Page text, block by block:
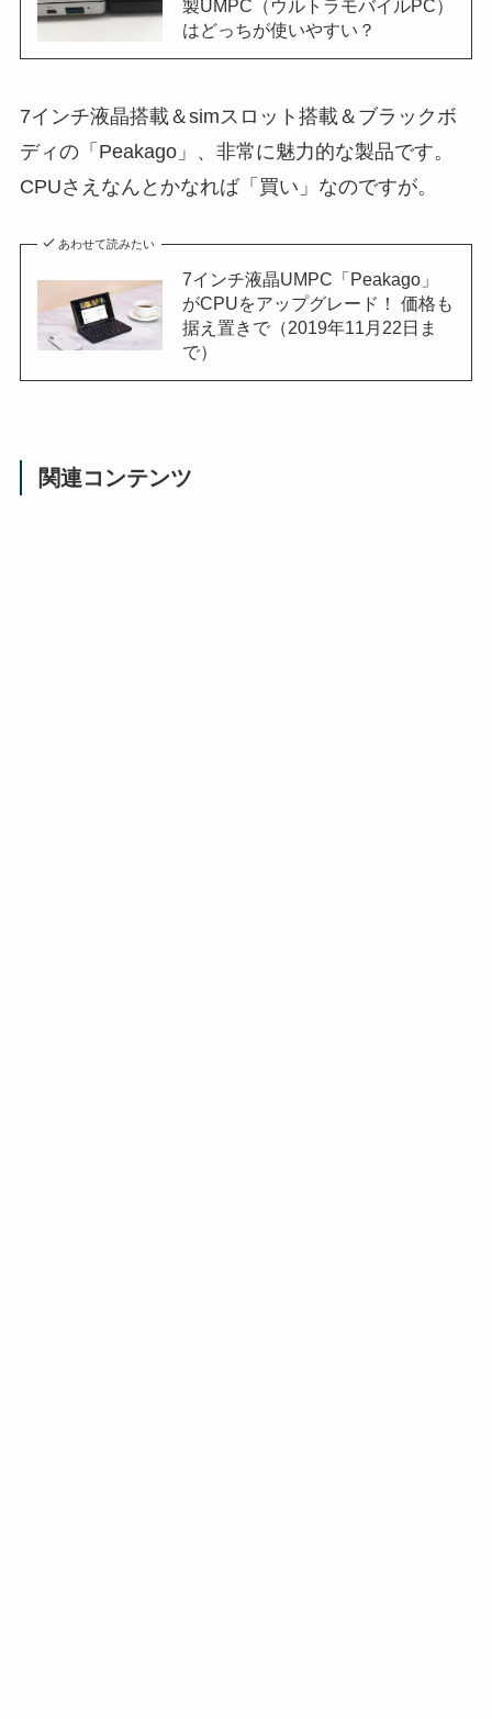
製UMPC（ウルトラモバイルPC）
はどっちが使いやすい？
7インチ液晶搭載＆simスロット搭載＆ブラックボ
ディの「Peakago」、非常に魅力的な製品です。
CPUさえなんとかなれば「買い」なのですが。
あわせて読みたい
7インチ液晶UMPC「Peakago」
がCPUをアップグレード！ 価格も
据え置きで（2019年11月22日ま
で）
関連コンテンツ